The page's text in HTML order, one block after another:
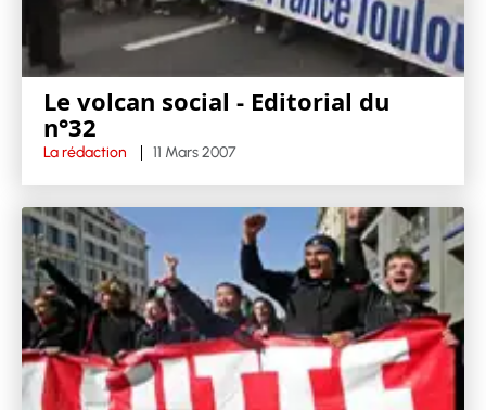
Le volcan social - Editorial du
n°32
La rédaction 11 Mars 2007